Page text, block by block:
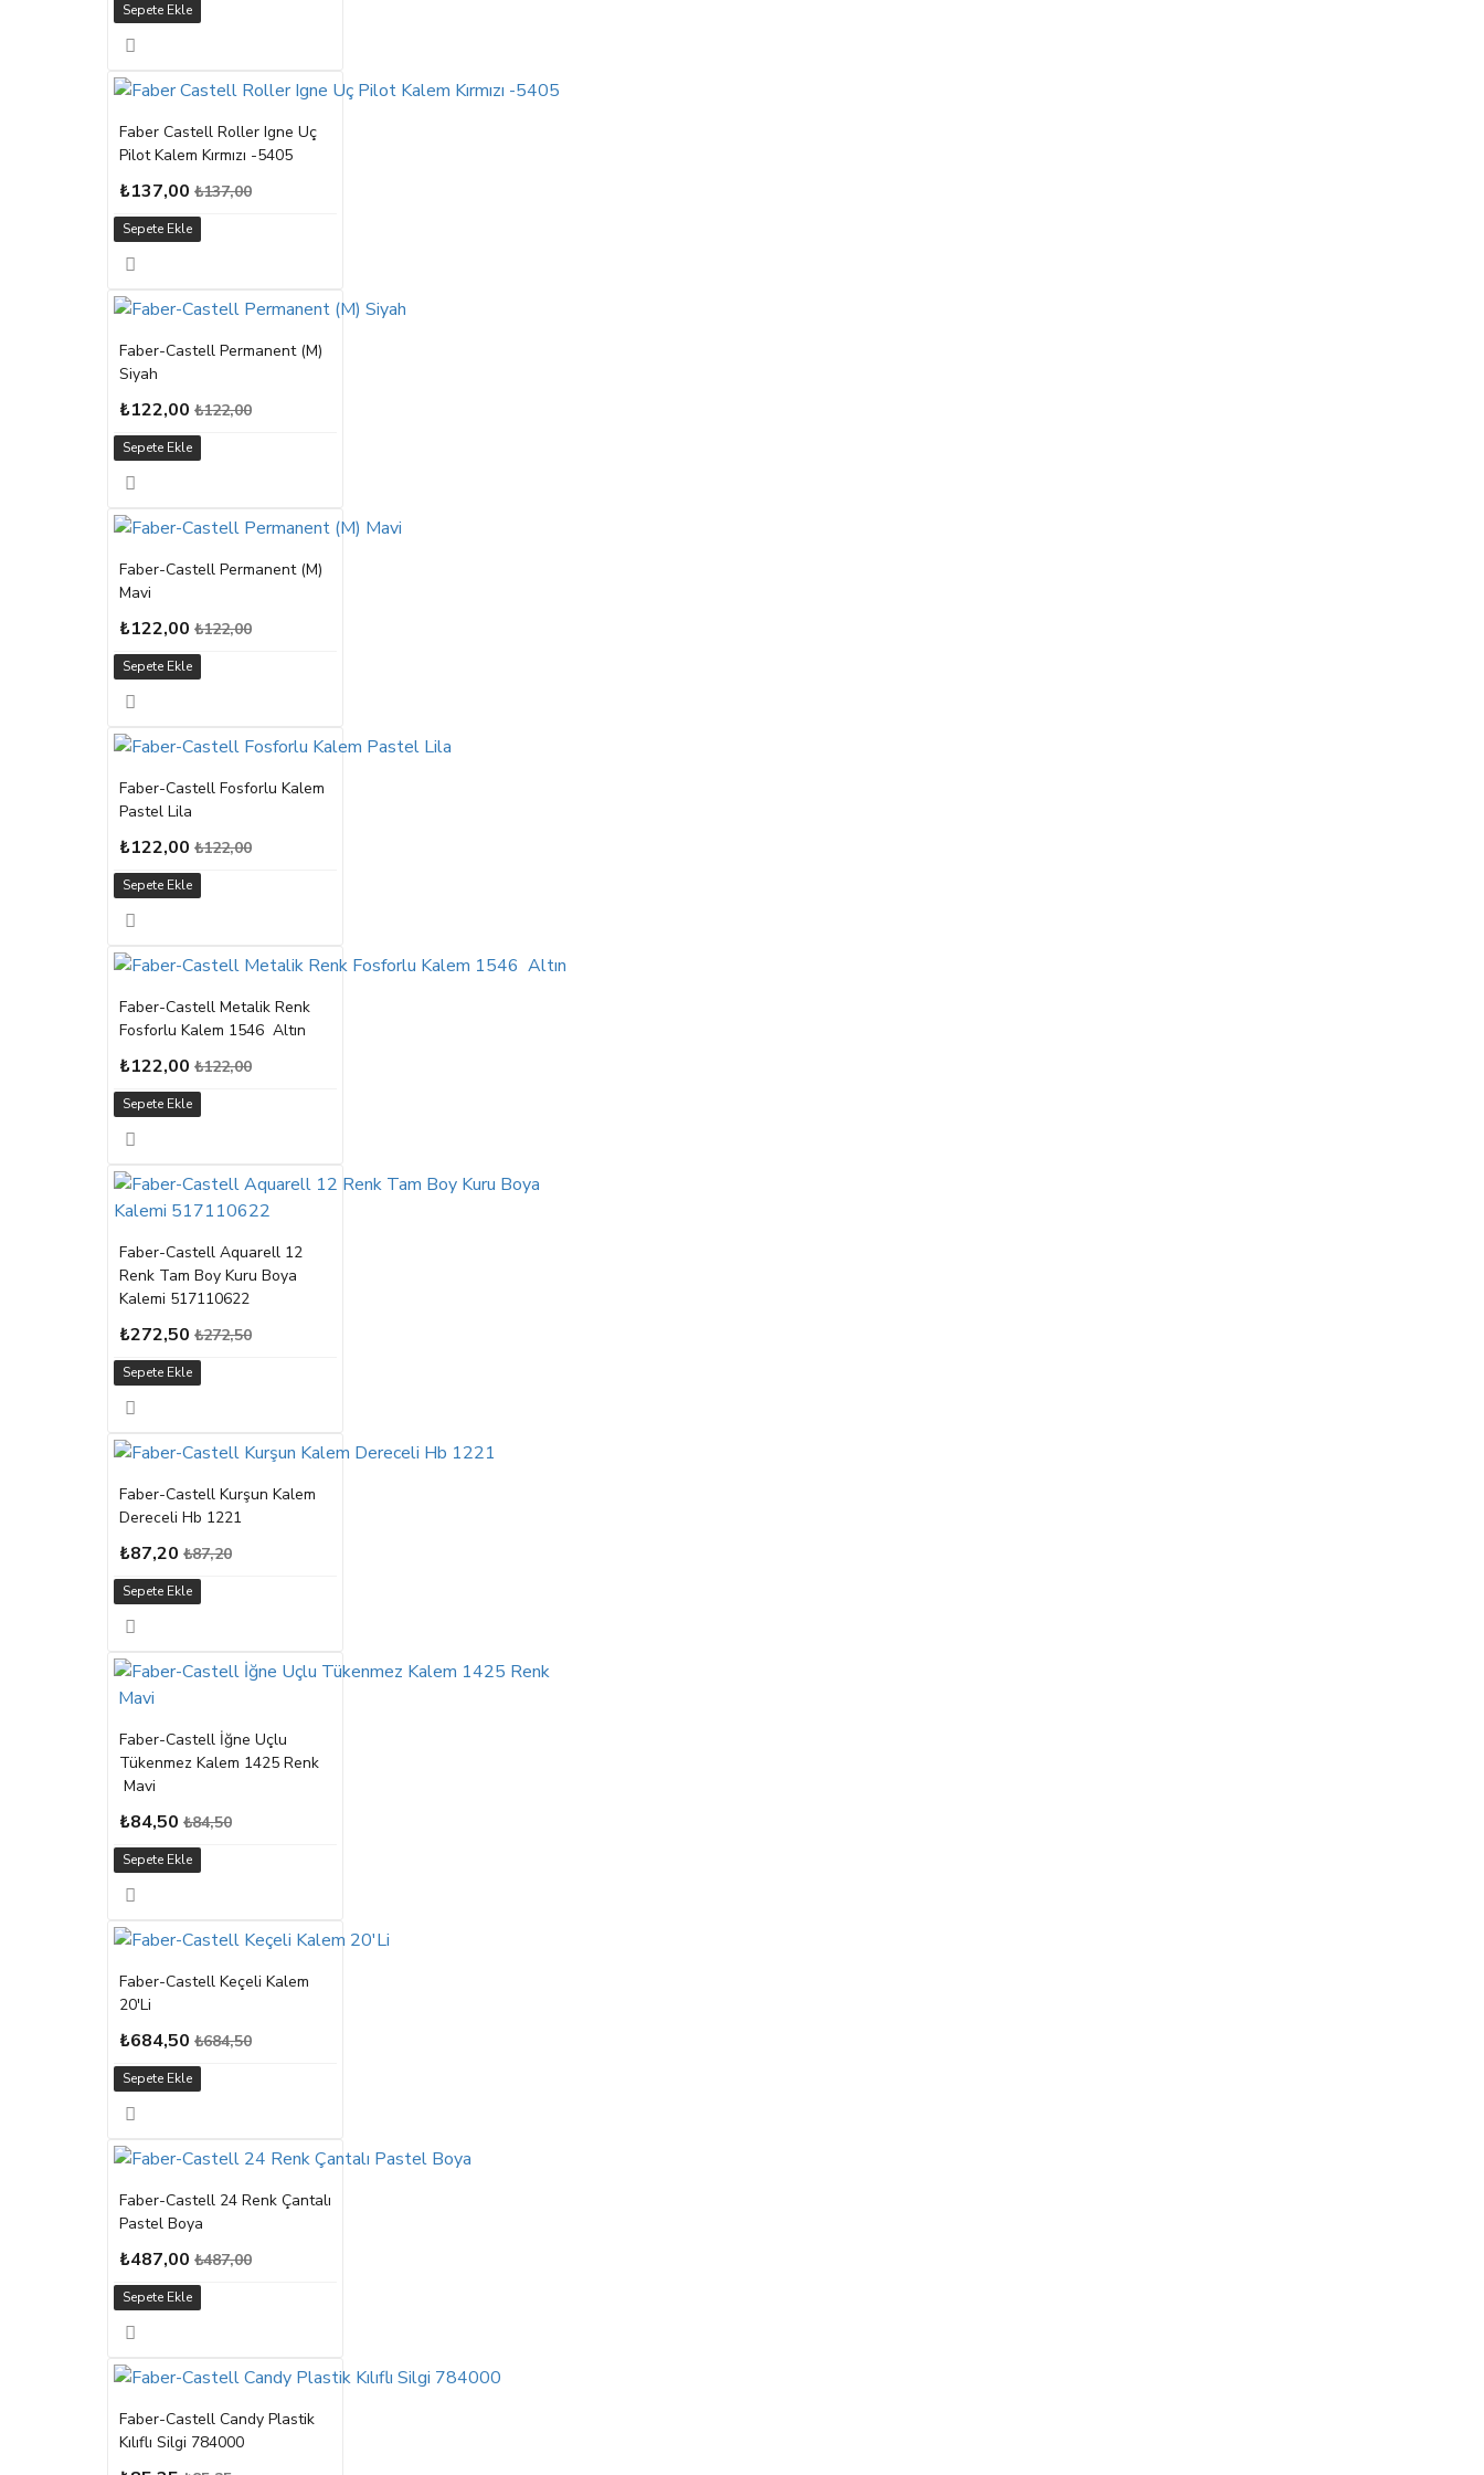
Sepete Ekle
Faber Castell Roller Igne Uç
Pilot Kalem Kırmızı -5405
₺137,00 ₺137,00
Sepete Ekle
Faber-Castell Permanent (M)
Siyah
₺122,00 ₺122,00
Sepete Ekle
Faber-Castell Permanent (M)
Mavi
₺122,00 ₺122,00
Sepete Ekle
Faber-Castell Fosforlu Kalem
Pastel Lila
₺122,00 ₺122,00
Sepete Ekle
Faber-Castell Metalik Renk
Fosforlu Kalem 1546 Altın
₺122,00 ₺122,00
Sepete Ekle
Faber-Castell Aquarell 12
Renk Tam Boy Kuru Boya
Kalemi 517110622
₺272,50 ₺272,50
Sepete Ekle
Faber-Castell Kurşun Kalem
Dereceli Hb 1221
₺87,20 ₺87,20
Sepete Ekle
Faber-Castell İğne Uçlu
Tükenmez Kalem 1425 Renk
Mavi
₺84,50 ₺84,50
Sepete Ekle
Faber-Castell Keçeli Kalem
20'Li
₺684,50 ₺684,50
Sepete Ekle
Faber-Castell 24 Renk Çantalı
Pastel Boya
₺487,00 ₺487,00
Sepete Ekle
Faber-Castell Candy Plastik
Kılıflı Silgi 784000